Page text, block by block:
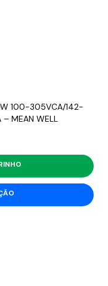
100-305VCA/142-
MEAN WELL